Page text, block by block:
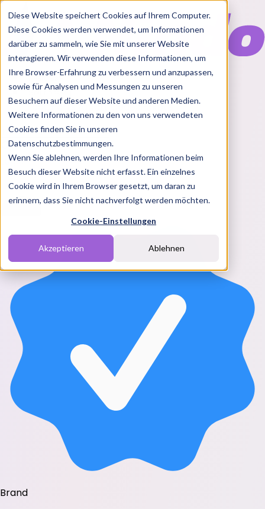
Diese Website speichert Cookies auf Ihrem Computer.
Diese Cookies werden verwendet, um Informationen
darüber zu sammeln, wie Sie mit unserer Website
interagieren. Wir verwenden diese Informationen, um
Ihre Browser-Erfahrung zu verbessern und anzupassen,
sowie für Analysen und Messungen zu unseren
Besuchern auf dieser Website und anderen Medien.
Weitere Informationen zu den von uns verwendeten
Cookies finden Sie in unseren
Datenschutzbestimmungen.
Wenn Sie ablehnen, werden Ihre Informationen beim
Besuch dieser Website nicht erfasst. Ein einzelnes
Cookie wird in Ihrem Browser gesetzt, um daran zu
erinnern, dass Sie nicht nachverfolgt werden möchten.
Cookie-Einstellungen
Akzeptieren Ablehnen
Features
Solutions
BlogChartsRabatt CodesPakete
Login
Brand